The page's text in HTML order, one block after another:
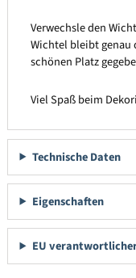
Verwechsle den
Wichtel bleibt genau
schönen Platz
Viel Spaß beim
Technische Daten
Eigenschaften
EU